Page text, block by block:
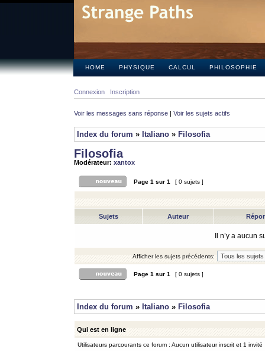
HOME PHYSIQUE CALCUL PHILOSOPHIE
Connexion Inscription
Voir les messages sans réponse | Voir les sujets actifs
Index du forum » Italiano » Filosofia
Filosofia
Modérateur: xantox
Page 1 sur 1 [ 0 sujets ]
Sujets Auteur
Il n’y a aucun
Afficher les sujets précédents:
Page 1 sur 1 [ 0 sujets ]
Index du forum » Italiano » Filosofia
Qui est en ligne
Utilisateurs parcourants ce forum : Aucun utilisateur inscrit et 1 invité